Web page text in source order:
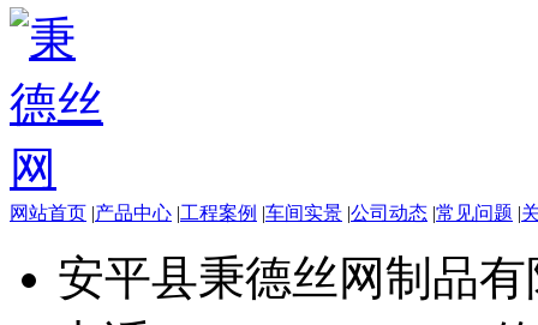
网站首页 |产品中心 |工程案例 |车间实景 |公司动态 |常见问题 |
安平县秉德丝网制品